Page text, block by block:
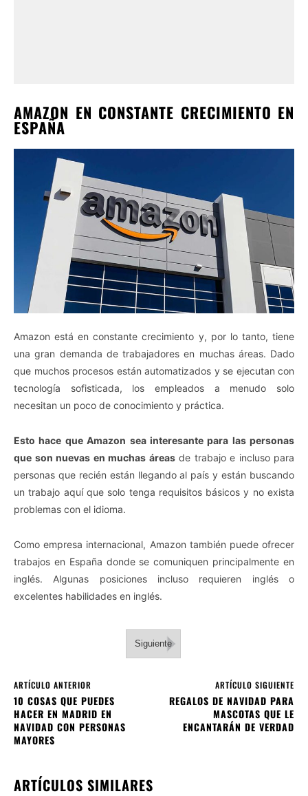
AMAZON EN CONSTANTE CRECIMIENTO EN
ESPAÑA
Amazon está en constante crecimiento y, por lo tanto, tiene
una gran demanda de trabajadores en muchas áreas. Dado
que muchos procesos están automatizados y se ejecutan con
tecnología sofisticada, los empleados a menudo solo
necesitan un poco de conocimiento y práctica.
Esto hace que Amazon sea interesante para las personas
que son nuevas en muchas áreasde trabajo e incluso para
personas que recién están llegando al país y están buscando
un trabajo aquí que solo tenga requisitos básicos y no exista
problemas con el idioma.
Como empresa internacional, Amazon también puede ofrecer
trabajos en España donde se comuniquen principalmente en
inglés. Algunas posiciones incluso requieren inglés o
excelentes habilidades en inglés.
Siguiente
ARTÍCULO ANTERIOR
10 COSAS QUE PUEDES
HACER EN MADRID EN
NAVIDAD CON PERSONAS
MAYORES
ARTÍCULO SIGUIENTE
REGALOS DE NAVIDAD PARA
MASCOTAS QUE LE
ENCANTARÁN DE VERDAD
ARTÍCULOS SIMILARES